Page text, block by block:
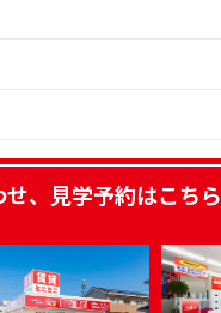
、見学予約はこちら